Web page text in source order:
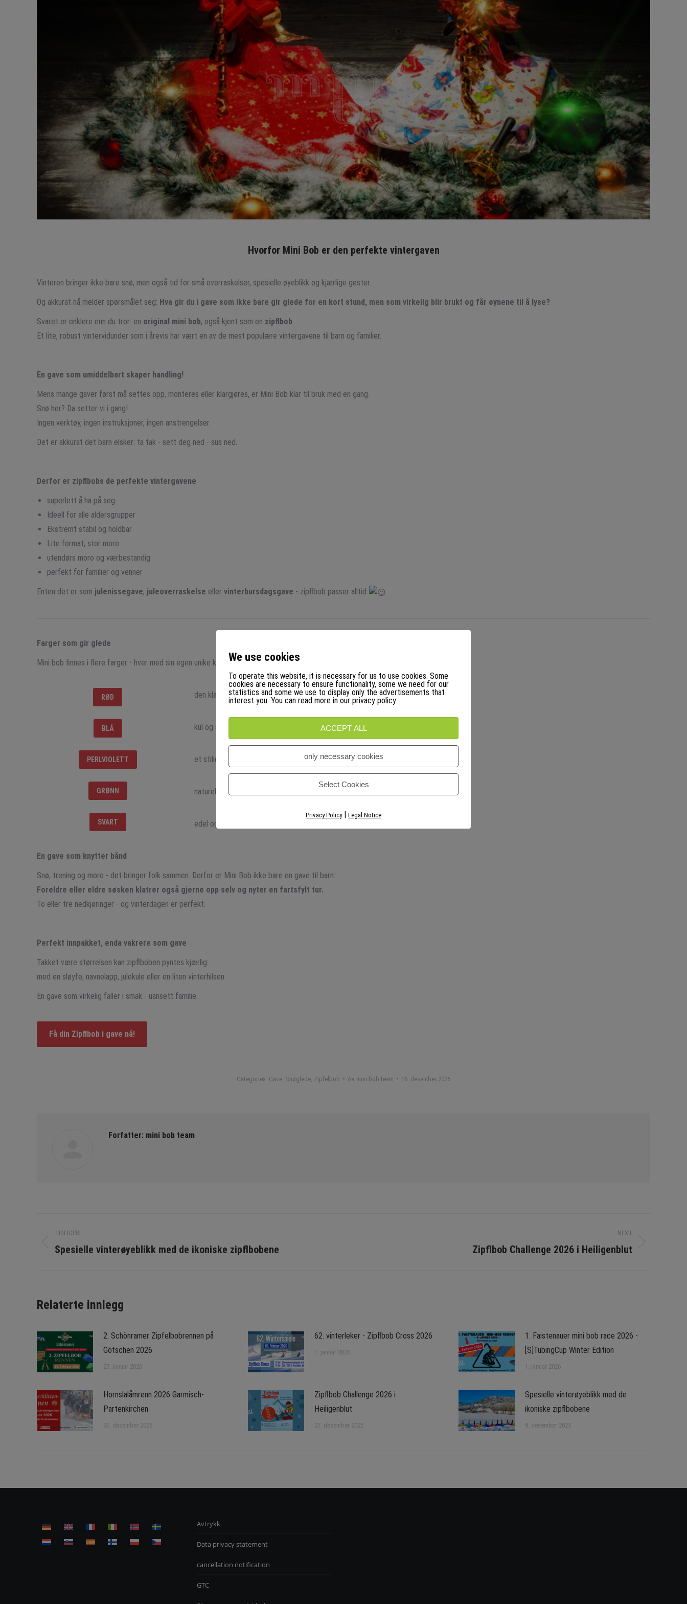
Hvorfor Mini Bob er den perfekte vintergaven
Vinteren bringer ikke bare snø, men også tid for små overraskelser, spesielle øyeblikk og kjærlige gester.
Og akkurat nå melder spørsmålet seg: Hva gir du i gave som ikke bare gir glede for en kort stund, men som virkelig blir brukt og får øynene til å lyse?
Svaret er enklere enn du tror: en original mini bob, også kjent som en zipflbob.
Et lite, robust vintervidunder som i årevis har vært en av de mest populære vintergavene til barn og familier.
En gave som umiddelbart skaper handling!
Mens mange gaver først må settes opp, monteres eller klargjøres, er Mini Bob klar til bruk med en gang.
Snø her? Da setter vi i gang!
Ingen verktøy, ingen instruksjoner, ingen anstrengelser.
Det er akkurat det barn elsker: ta tak - sett deg ned - sus ned.
Derfor er zipflbobs de perfekte vintergavene
superlett å ha på seg
Ideell for alle aldersgrupper
Ekstremt stabil og holdbar
Lite format, stor moro
utendørs moro og værbestandig
perfekt for familier og venner
Enten det er som julenissegave, juleoverraskelse eller vinterbursdagsgave - zipflbob passer alltid
Farger som gir glede
Mini bob finnes i flere farger - hver med sin egen unike karakter, f.eks:
RØD
BLÅ
PERLVIOLETT
GRØNN
SVART
den klassiske
kul og sporty
et stilig blikkfang (spesialutgave)
naturelskeren
edel og moderne
En gave som knytter bånd
Snø, trening og moro - det bringer folk sammen. Derfor er Mini Bob ikke bare en gave til barn:
Foreldre eller eldre søsken klatrer også gjerne opp selv og nyter en fartsfylt tur.
To eller tre nedkjøringer - og vinterdagen er perfekt.
Perfekt innpakket, enda vakrere som gave
Takket være størrelsen kan zipflboben pyntes kjærlig:
med en sløyfe, navnelapp, julekule eller en liten vinterhilsen.
En gave som virkelig faller i smak - uansett familie.
Få din Zipflbob i gave nå!
Categories: Gave Snøglede Zipfelbob Av mini bob team 16. desember 2025
Forfatter: mini bob team
etter
TIDLIGERE
Forrige
Spesielle vinterøyeblikk med de ikoniske zipflbobene
NEXT
Zipflbob Challenge 2026 i Heiligenblut
Relaterte innlegg
2. Schönramer Zipfelbobrennen på
Götschen 2026
27. januar 2026
62. vinterleker - Zipflbob Cross 2026
1. januar 2026
1. Faistenauer mini bob race 2026 -
[S]TubingCup Winter Edition
1. januar 2026
Hornslalåmrenn 2026 Garmisch-
Partenkirchen
30. desember 2025
Zipflbob Challenge 2026 i
Heiligenblut
27. desember 2025
Spesielle vinterøyeblikk med de
ikoniske zipflbobene
9. desember 2025
Avtrykk
Data privacy statement
cancellation notification
GTC
We use cookies
To operate this website, it is necessary for us to use cookies. Some
cookies are necessary to ensure functionality, some we need for our
statistics and some we use to display only the advertisements that
interest you. You can read more in our privacy policy
ACCEPT ALL
only necessary cookies
Select Cookies
Privacy Policy| Legal Notice